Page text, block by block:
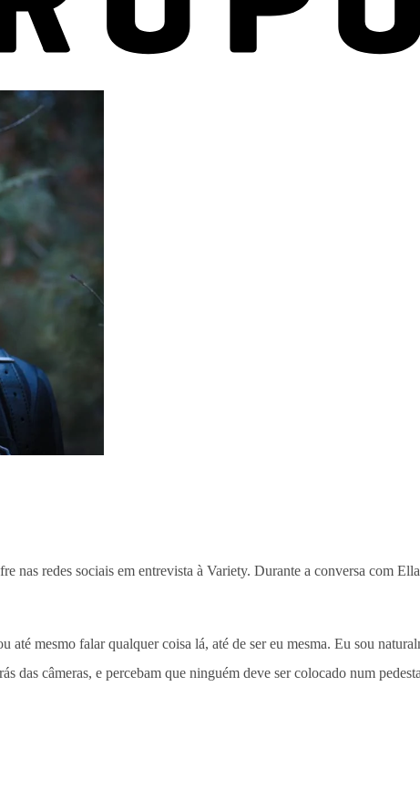
nas redes sociais em entrevista à Variety. Durante a conversa com
mesmo falar qualquer coisa lá, até de ser eu mesma. Eu sou
das câmeras, e percebam que ninguém deve ser colocado num